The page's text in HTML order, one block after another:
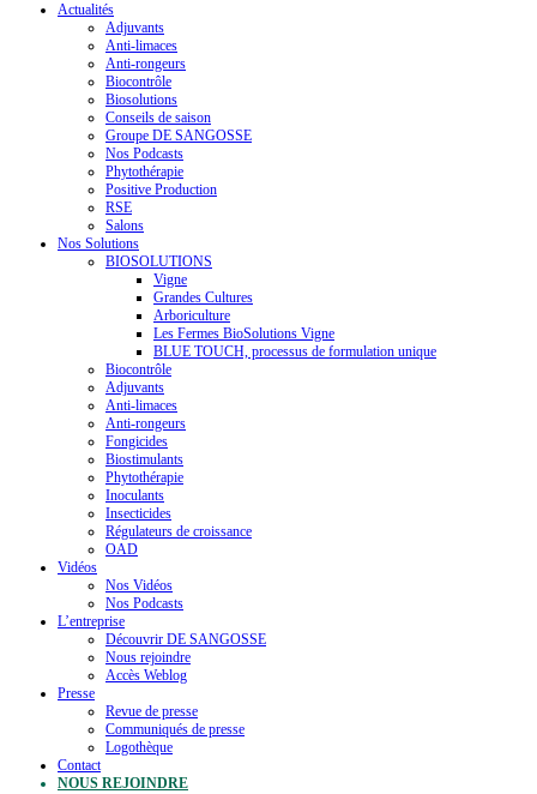
Actualités
Adjuvants
Anti-limaces
Anti-rongeurs
Biocontrôle
Biosolutions
Conseils de saison
Groupe DE SANGOSSE
Nos Podcasts
Phytothérapie
Positive Production
RSE
Salons
Nos Solutions
BIOSOLUTIONS
Vigne
Grandes Cultures
Arboriculture
Les Fermes BioSolutions Vigne
BLUE TOUCH, processus de formulation unique
Biocontrôle
Adjuvants
Anti-limaces
Anti-rongeurs
Fongicides
Biostimulants
Phytothérapie
Inoculants
Insecticides
Régulateurs de croissance
OAD
Vidéos
Nos Vidéos
Nos Podcasts
L’entreprise
Découvrir DE SANGOSSE
Nous rejoindre
Accès Weblog
Presse
Revue de presse
Communiqués de presse
Logothèque
Contact
NOUS REJOINDRE